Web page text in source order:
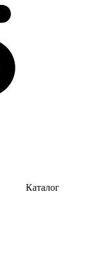
Каталог